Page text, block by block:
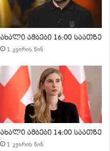
ახალი ამბები 16:00 საათზე
1 კვირის წინ
ახალი ამბები 14:00 საათზე
1 კვირის წინ